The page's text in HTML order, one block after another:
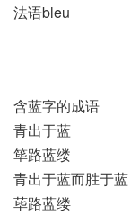
法语bleu
含蓝字的成语
青出于蓝
筚路蓝缕
青出于蓝而胜于蓝
荜路蓝缕